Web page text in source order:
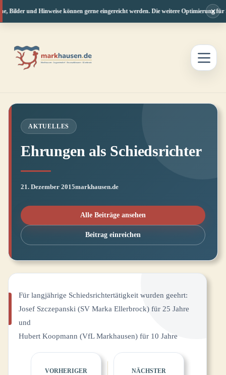
und Hinweise können gerne eingereicht werden. Die weitere Optimierung×
springen
AKTUELLES
Ehrungen als Schiedsrichter
21. Dezember 2015markhausen.de
Alle Beiträge ansehen
Beitrag einreichen
Für langjährige Schiedsrichtertätigkeit wurden geehrt:
Josef Szczepanski (SV Marka Ellerbrock) für 25 Jahre
und
Hubert Koopmann (VfL Markhausen) für 10 Jahre
VORHERIGER NÄCHSTER